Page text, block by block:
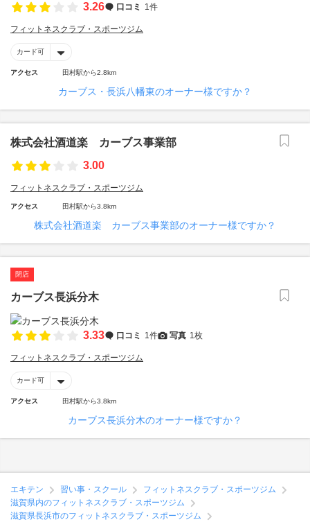
3.26
口コミ 1件
フィットネスクラブ・スポーツジム
カード可
アクセス 田村駅から2.8km
カーブス・長浜八幡東のオーナー様ですか？
株式会社酒道楽 カーブス事業部
3.00
フィットネスクラブ・スポーツジム
アクセス 田村駅から3.8km
株式会社酒道楽 カーブス事業部のオーナー様ですか？
閉店
カーブス長浜分木
3.33 口コミ 1件 写真 1枚
フィットネスクラブ・スポーツジム
カード可
アクセス 田村駅から3.8km
カーブス長浜分木のオーナー様ですか？
エキテン 習い事・スクール
フィットネスクラブ・スポーツジム
滋賀県内のフィットネスクラブ・スポーツジム
滋賀県長浜市のフィットネスクラブ・スポーツジム